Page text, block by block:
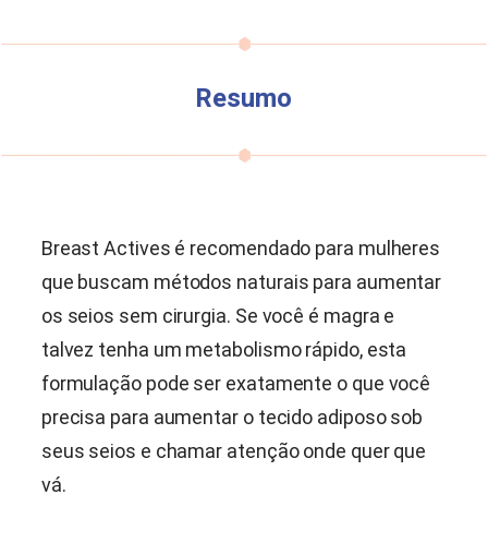
Resumo
Breast Actives é recomendado para mulheres
que buscam métodos naturais para aumentar
os seios sem cirurgia. Se você é magra e
talvez tenha um metabolismo rápido, esta
formulação pode ser exatamente o que você
precisa para aumentar o tecido adiposo sob
seus seios e chamar atenção onde quer que
vá.